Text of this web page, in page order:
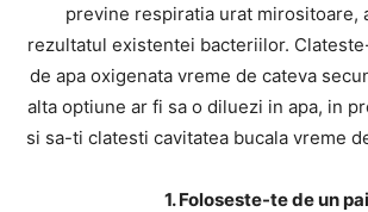
previne respiratia urat mirositoare,
rezultatul existentei bacteriilor.
de apa oxigenata vreme de cateva
alta optiune ar fi sa o diluezi in apa, in
si sa-ti clatesti cavitatea bucala vreme
1. Foloseste-te de un pai